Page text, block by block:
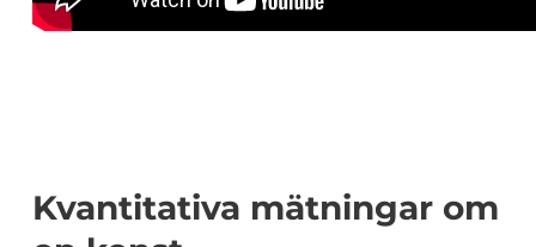
Kvantitativa mätningar om